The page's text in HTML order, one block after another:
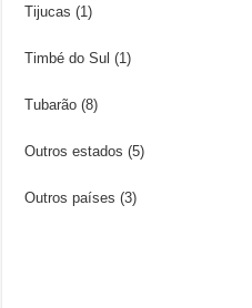
Tijucas (1)
Timbé do Sul (1)
Tubarão (8)
Outros estados (5)
Outros países (3)